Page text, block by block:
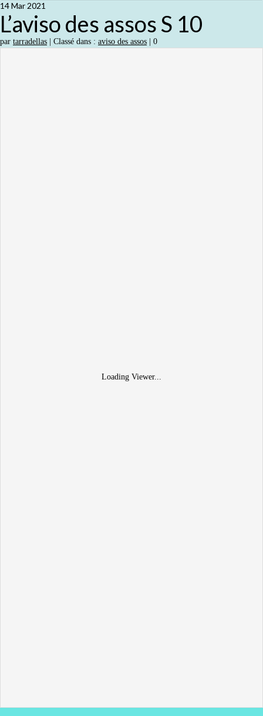
14Mar 2021
L’aviso des assos S 10
par tarradellas Classé dans : aviso des assos 0
Loading Viewer...